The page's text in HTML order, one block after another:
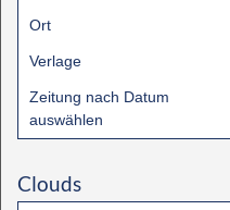
Ort
Verlage
Zeitung nach Datum
auswählen
Clouds